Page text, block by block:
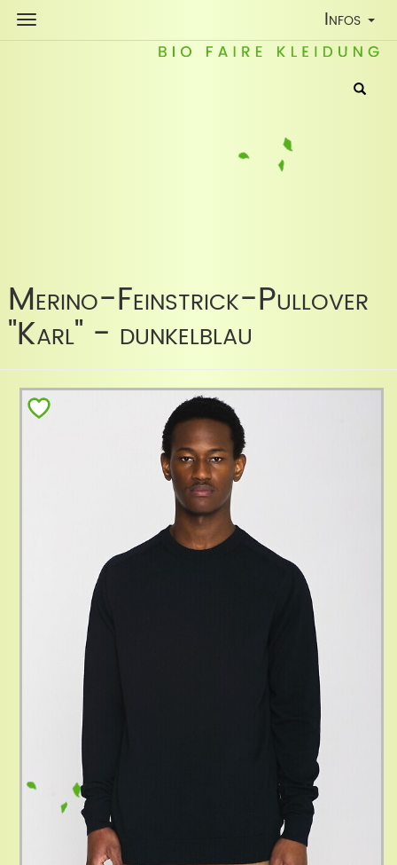
Toggle
Infos
Merino-Feinstrick-Pullover
"Karl" - dunkelblau